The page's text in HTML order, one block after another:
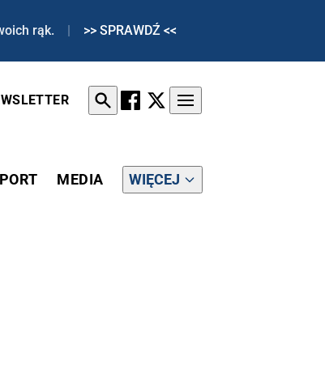
rąk. | >> SPRAWDŹ <<
MEDIA WIĘCEJ